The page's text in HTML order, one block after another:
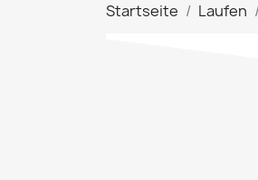
Startseite Laufen